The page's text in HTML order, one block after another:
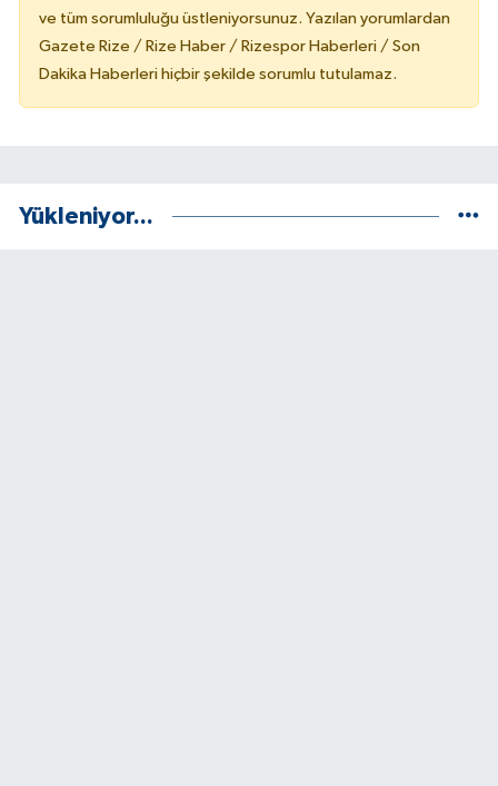
ve tüm sorumluluğu üstleniyorsunuz. Yazılan yorumlardan
Gazete Rize / Rize Haber / Rizespor Haberleri / Son
Dakika Haberleri hiçbir şekilde sorumlu tutulamaz.
Yükleniyor...